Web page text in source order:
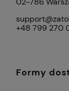
+48 799 270
Formy
Cena nie